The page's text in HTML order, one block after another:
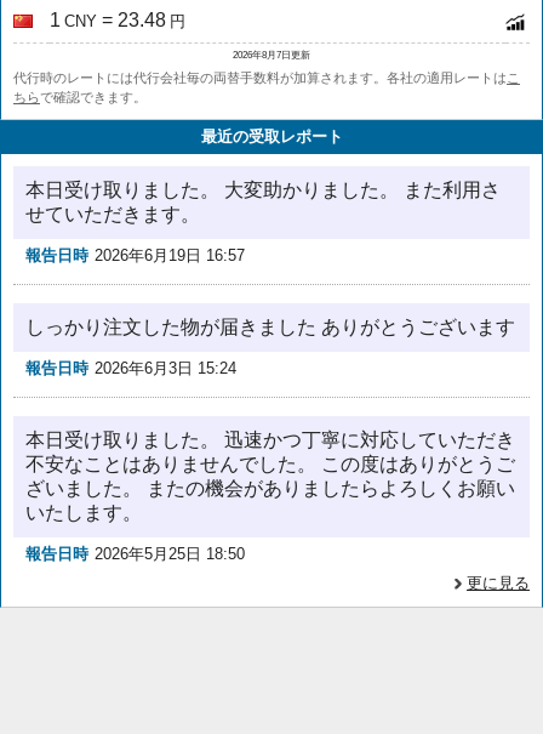
1 CNY = 23.48 円
2026年8月7日更新
代行時のレートには代行会社毎の両替手数料が加算されます。各社の適用レートは こ
ちらで確認できます。
最近の受取レポート
本日受け取りました。 大変助かりました。 また利用さ
せていただきます。
報告日時 2026年6月19日 16:57
しっかり注文した物が届きました ありがとうございます
報告日時 2026年6月3日 15:24
本日受け取りました。 迅速かつ丁寧に対応していただき
不安なことはありませんでした。 この度はありがとうご
ざいました。 またの機会がありましたらよろしくお願い
いたします。
報告日時 2026年5月25日 18:50
更に見る